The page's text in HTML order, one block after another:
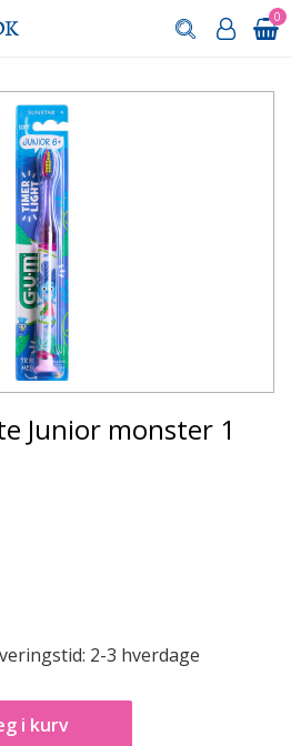
0
Junior monster 1
i kurv
2-3 hverdage